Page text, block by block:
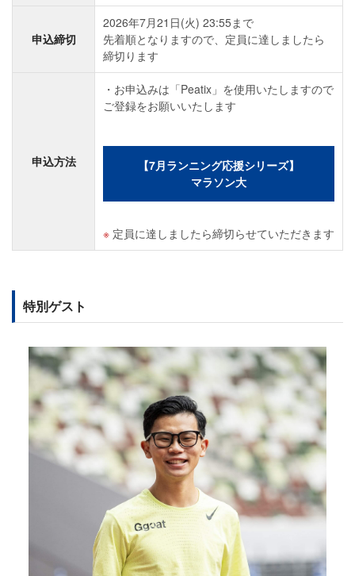
申込締切
2026年7月21日(火) 23:55まで
先着順となりますので、定員に達しましたら
締切ります
申込方法
・お申込みは「Peatix」を使用いたしますので
ご登録をお願いいたします
【7月ランニング応援シリーズ】
マラソン大
定員に達しましたら締切らせていただきます
特別ゲスト